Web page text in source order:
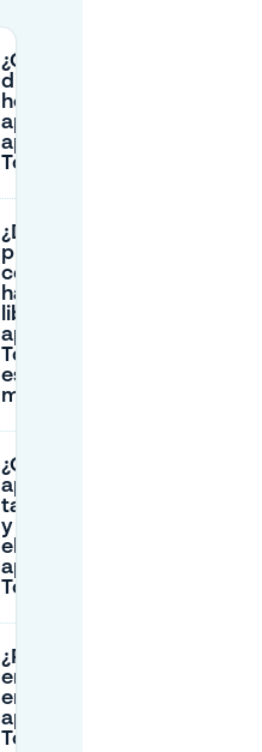
¿Cuál es la
dirección y el
horario de
apertura del
aparcamiento
Tolhuis?
¿Dónde
puedo
comprobar si
hay plazas
libres en el
aparcamiento
Tolhuis en
este
momento?
¿Cuándo se
aplican las
tarifas diurna
y nocturna en
el
aparcamiento
Tolhuis?
¿Puedo pagar
en efectivo
en el
aparcamiento
Tolhuis?